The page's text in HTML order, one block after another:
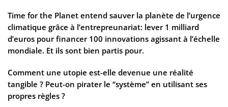
Time for the Planet entend sauver la planète de l’urgence
climatique grâce à l’entrepreunariat: lever 1 milliard
d’euros pour financer 100 innovations agissant à l’échelle
mondiale. Et ils sont bien partis pour.
Comment une utopie est-elle devenue une réalité
tangible ? Peut-on pirater le “système” en utilisant ses
propres règles ?